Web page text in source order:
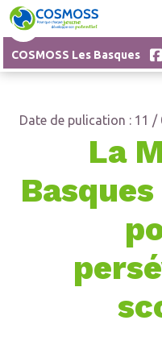
COSMOSS Les Basques
Date de pulication : 11 /
La